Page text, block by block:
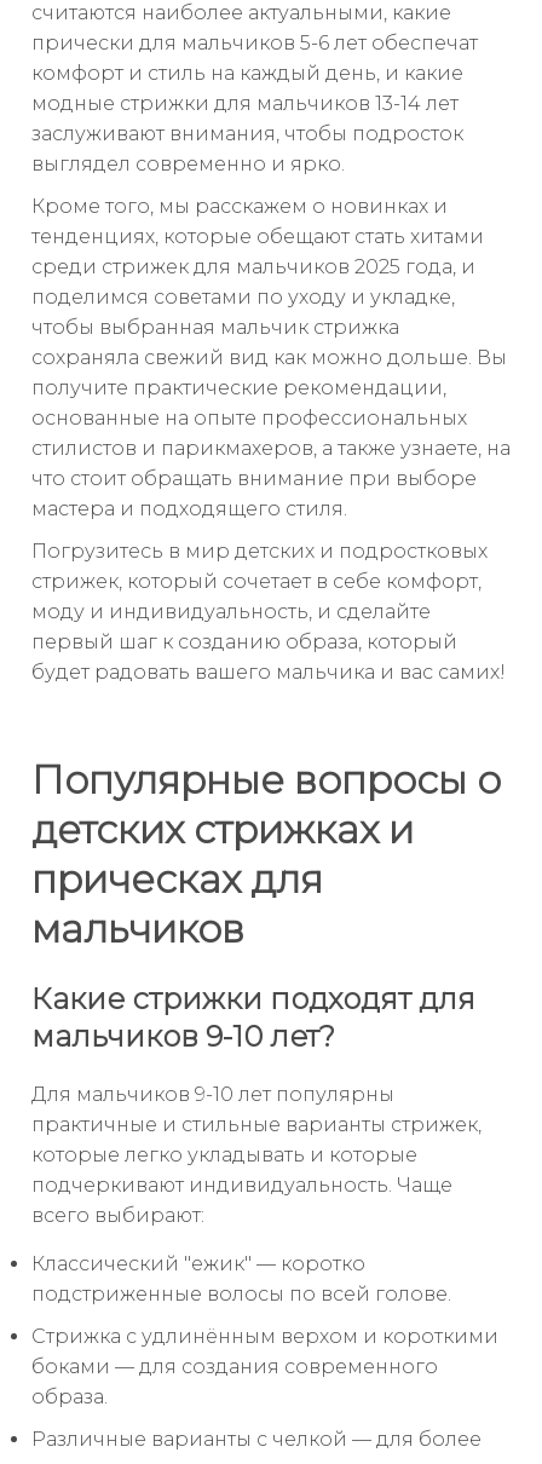
считаются наиболее актуальными, какие
прически для мальчиков 5-6 лет обеспечат
комфорт и стиль на каждый день, и какие
модные стрижки для мальчиков 13-14 лет
заслуживают внимания, чтобы подросток
выглядел современно и ярко.
Кроме того, мы расскажем о новинках и
тенденциях, которые обещают стать хитами
среди стрижек для мальчиков 2025 года, и
поделимся советами по уходу и укладке,
чтобы выбранная мальчик стрижка
сохраняла свежий вид как можно дольше. Вы
получите практические рекомендации,
основанные на опыте профессиональных
стилистов и парикмахеров, а также узнаете, на
что стоит обращать внимание при выборе
мастера и подходящего стиля.
Погрузитесь в мир детских и подростковых
стрижек, который сочетает в себе комфорт,
моду и индивидуальность, и сделайте
первый шаг к созданию образа, который
будет радовать вашего мальчика и вас самих!
Популярные вопросы о
детских стрижках и
прическах для
мальчиков
Какие стрижки подходят для
мальчиков 9-10 лет?
Для мальчиков 9-10 лет популярны
практичные и стильные варианты стрижек,
которые легко укладывать и которые
подчеркивают индивидуальность. Чаще
всего выбирают:
Классический "ежик" — коротко
подстриженные волосы по всей голове.
Стрижка с удлинённым верхом и короткими
боками — для создания современного
образа.
Различные варианты с челкой — для более